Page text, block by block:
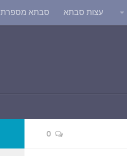
עצות סבתא סבתא מספרת
0